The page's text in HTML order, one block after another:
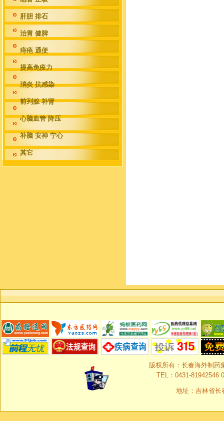
肝胆 排石
治胃 健脾
痔疮 通便
提高免疫力
消炎 抗感染
前列腺 补肾
心脑血管 降压
补脑 安神 宁心
其它
版权所有：长春海外制药
TEL：0431-81942546
地址：吉林省长